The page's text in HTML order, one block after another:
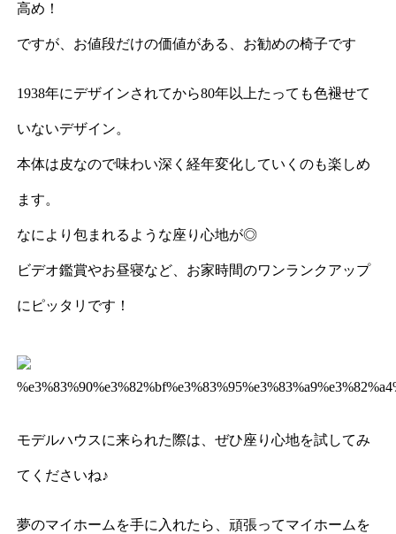
高め！
ですが、お値段だけの価値がある、お勧めの椅子です
1938年にデザインされてから80年以上たっても色褪せて
いないデザイン。
本体は皮なので味わい深く経年変化していくのも楽しめ
ます。
なにより包まれるような座り心地が◎
ビデオ鑑賞やお昼寝など、お家時間のワンランクアップ
にピッタリです！
モデルハウスに来られた際は、ぜひ座り心地を試してみ
てくださいね♪
夢のマイホームを手に入れたら、頑張ってマイホームを